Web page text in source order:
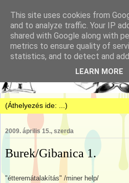
2009. április 15., szerda
Burek/Gibanica 1.
"étteremátalakítás" /miner help/
This site uses cookies from
and to analyze traffic. Your IP
shared with Google along with
metrics to ensure quality of
statistics, and to detect and
LEARN MORE